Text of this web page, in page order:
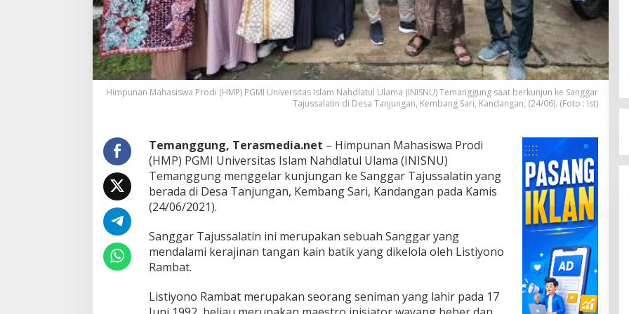
n
g
g
a
T
a
j
a
l
t
i
n
Himpunan Mahasiswa Prodi (HMP) PGMI Universitas Islam Nahdlatul Ulama (INISNU) Temanggung saat berkunjun ke Sanggar
Tajussalatin di Desa Tanjungan, Kembang Sari, Kandangan, (24/06). (Foto : Ist)
Temanggung, Terasmedia.net – Himpunan Mahasiswa Prodi
(HMP) PGMI Universitas Islam Nahdlatul Ulama (INISNU)
Temanggung menggelar kunjungan ke Sanggar Tajussalatin yang
berada di Desa Tanjungan, Kembang Sari, Kandangan pada Kamis
(24/06/2021).
Sanggar Tajussalatin ini merupakan sebuah Sanggar yang
mendalami kerajinan tangan kain batik yang dikelola oleh Listiyono
Rambat.
Listiyono Rambat merupakan seorang seniman yang lahir pada 17